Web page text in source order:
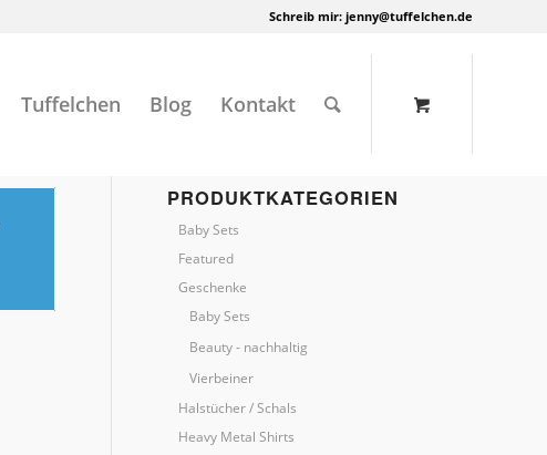
Schreib mir: jenny@tuffelchen.de
Tuffelchen Blog Kontakt
PRODUKTKATEGORIEN
Baby Sets
Featured
Geschenke
Baby Sets
Beauty - nachhaltig
Vierbeiner
Halstücher / Schals
Heavy Metal Shirts